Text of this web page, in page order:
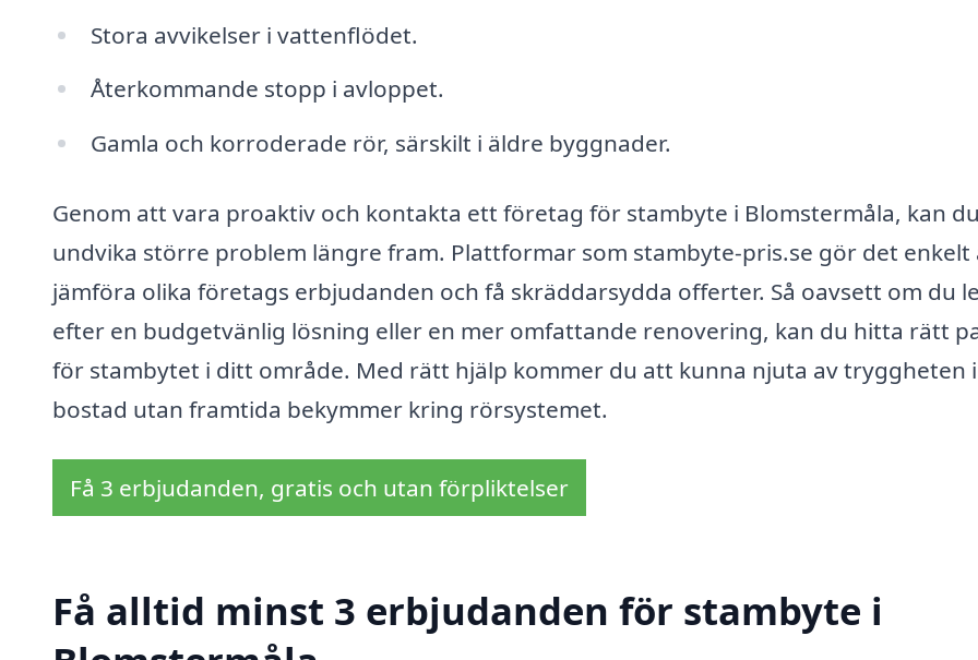
Stora avvikelser i vattenflödet.
Återkommande stopp i avloppet.
Gamla och korroderade rör, särskilt i äldre byggnader.
Genom att vara proaktiv och kontakta ett företag för stambyte i Blomstermåla, kan du
undvika större problem längre fram. Plattformar som stambyte-pris.se gör det enkelt
jämföra olika företags erbjudanden och få skräddarsydda offerter. Så oavsett om du
efter en budgetvänlig lösning eller en mer omfattande renovering, kan du hitta rätt
för stambytet i ditt område. Med rätt hjälp kommer du att kunna njuta av tryggheten
bostad utan framtida bekymmer kring rörsystemet.
Få 3 erbjudanden, gratis och utan förpliktelser
Få alltid minst 3 erbjudanden för stambyte i